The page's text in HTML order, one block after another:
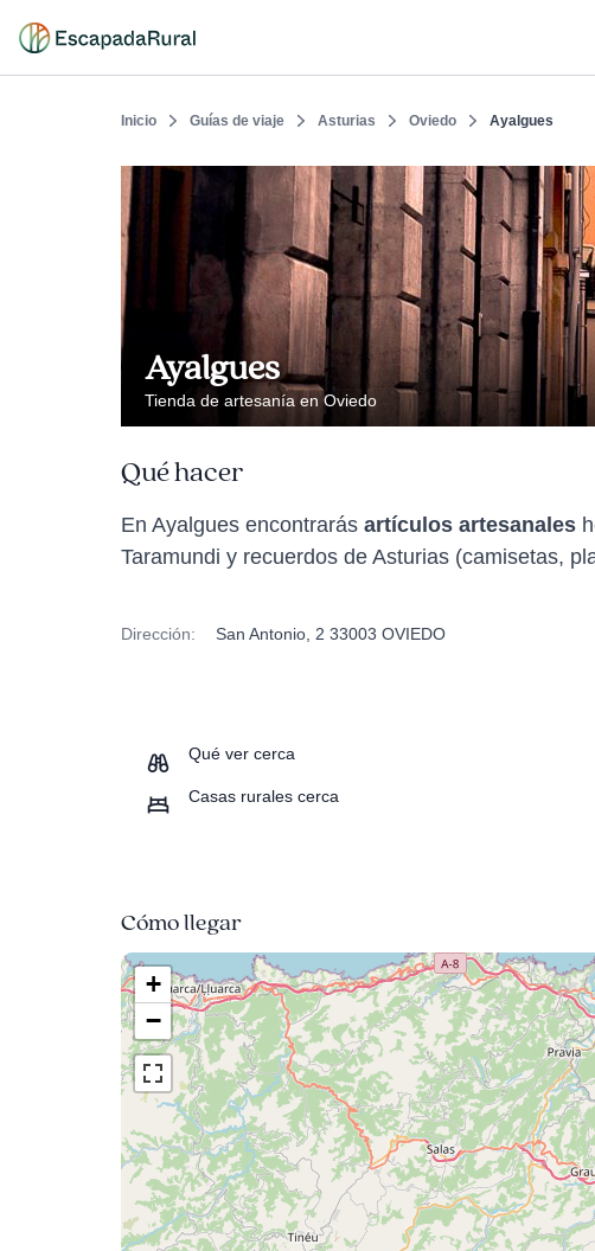
Inicio Guías de viaje Asturias Oviedo Ayalgues
Ayalgues
Tienda de artesanía en Oviedo
Qué hacer
En Ayalgues encontrarás artículos artesanales
Taramundi y recuerdos de Asturias (camisetas,
Dirección: San Antonio, 2 33003 OVIEDO
Qué ver cerca
Casas rurales cerca
Cómo llegar
+
−